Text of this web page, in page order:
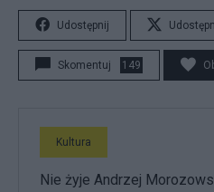
Udostępnij
Skomentuj 149
Kultura
Nie żyje Andrzej